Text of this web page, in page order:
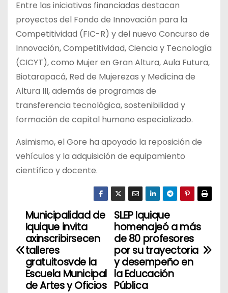
Entre las iniciativas financiadas destacan
proyectos del Fondo de Innovación para la
Competitividad (FIC-R) y del nuevo Concurso de
Innovación, Competitividad, Ciencia y Tecnología
(CICYT), como Mujer en Gran Altura, Aula Futura,
Biotarapacá, Red de Mujerezas y Medicina de
Altura III, además de programas de
transferencia tecnológica, sostenibilidad y
formación de capital humano especializado.
Asimismo, el Gore ha apoyado la reposición de
vehículos y la adquisición de equipamiento
científico y docente.
N
a
SLEP Iquique
homenajeó a más
de 80 profesores
por su trayectoria
y desempeño en
la Educación
Pública
Municipalidad de
Iquique invita
axinscribirsecen
talleres
gratuitosvde la
Escuela Municipal
de Artes y Oficios